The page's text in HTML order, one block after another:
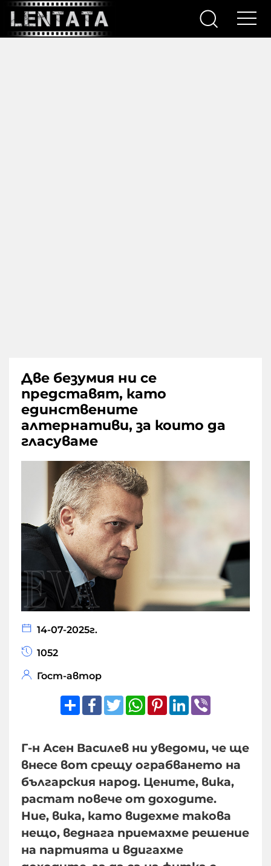
Две безумия ни се
представят, като
единствените
алтернативи, за които да
гласуваме
14-07-2025г.
1052
Гост-автор
ShareFacebook
TwitterWhatsApp
Pinterest
LinkedIn
Г-н Асен Василев ни уведоми, че ще
внесе вот срещу ограбването на
българския народ. Цените, вика,
растат повече от доходите.
Ние, вика, като видехме такова
нещо, веднага приемахме решение
на партията и вдигахме